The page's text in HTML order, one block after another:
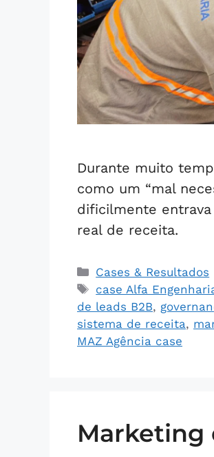
Durante muito
como um “mal
dificilmente
real de receita.
Cases & Resultados
case Alfa
de leads B2B,
sistema de receita,
MAZ Agência case
Marketing